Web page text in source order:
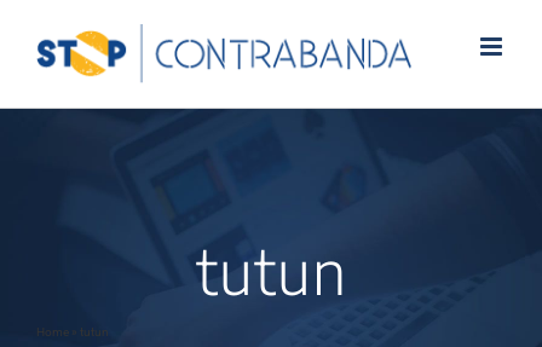
tutun
Home » tutun